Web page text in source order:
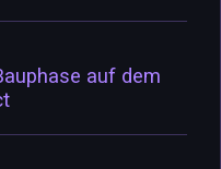
auf dem